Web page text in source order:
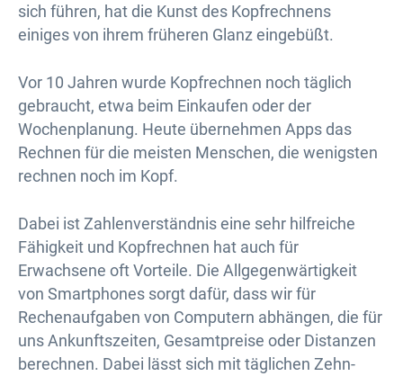
sich führen, hat die Kunst des Kopfrechnens
einiges von ihrem früheren Glanz eingebüßt.
Vor 10 Jahren wurde Kopfrechnen noch täglich
gebraucht, etwa beim Einkaufen oder der
Wochenplanung. Heute übernehmen Apps das
Rechnen für die meisten Menschen, die wenigsten
rechnen noch im Kopf.
Dabei ist Zahlenverständnis eine sehr hilfreiche
Fähigkeit und Kopfrechnen hat auch für
Erwachsene oft Vorteile. Die Allgegenwärtigkeit
von Smartphones sorgt dafür, dass wir für
Rechenaufgaben von Computern abhängen, die für
uns Ankunftszeiten, Gesamtpreise oder Distanzen
berechnen. Dabei lässt sich mit täglichen Zehn-